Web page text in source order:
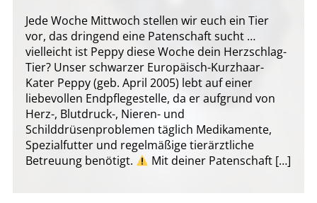
Jede Woche Mittwoch stellen wir euch ein Tier
vor, das dringend eine Patenschaft sucht …
vielleicht ist Peppy diese Woche dein Herzschlag-
Tier? Unser schwarzer Europäisch-Kurzhaar-
Kater Peppy (geb. April 2005) lebt auf einer
liebevollen Endpflegestelle, da er aufgrund von
Herz-, Blutdruck-, Nieren- und
Schilddrüsenproblemen täglich Medikamente,
Spezialfutter und regelmäßige tierärztliche
Betreuung benötigt.
Mit deiner Patenschaft […]